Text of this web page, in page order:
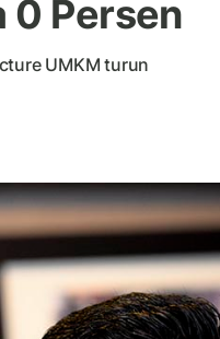
0 Persen
UMKM turun